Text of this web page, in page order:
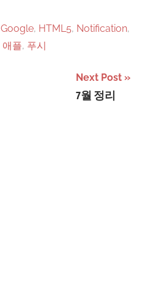
of certificates used…
Google, HTML5, Notification,
애플, 푸시
Next Post
7월 정리